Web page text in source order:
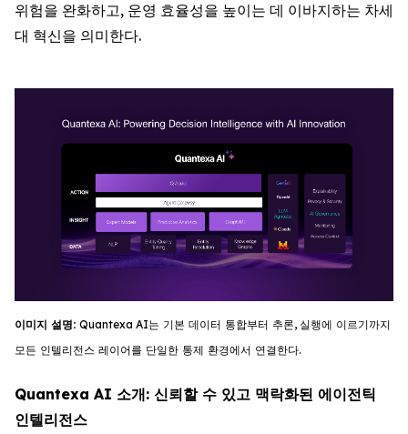
위험을 완화하고, 운영 효율성을 높이는 데 이바지하는 차세
대 혁신을 의미한다.
이미지 설명: Quantexa AI는 기본 데이터 통합부터 추론, 실행에 이르기까지
모든 인텔리전스 레이어를 단일한 통제 환경에서 연결한다.
Quantexa AI 소개: 신뢰할 수 있고 맥락화된 에이전틱
인텔리전스